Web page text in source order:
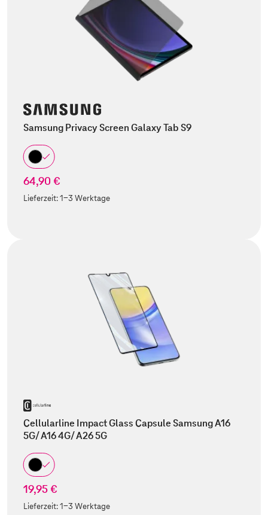
Samsung Privacy Screen Galaxy Tab S9
64,90 €
Lieferzeit:1-3 Werktage
Cellularline Impact Glass Capsule Samsung A16
5G/ A16 4G/ A26 5G
19,95 €
Lieferzeit:1-3 Werktage